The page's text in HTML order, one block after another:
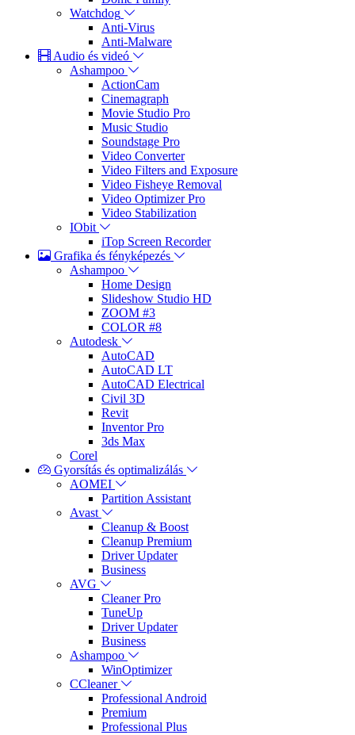
Watchdog
Anti-Virus
Anti-Malware
Audio és videó
Ashampoo
ActionCam
Cinemagraph
Movie Studio Pro
Music Studio
Soundstage Pro
Video Converter
Video Filters and Exposure
Video Fisheye Removal
Video Optimizer Pro
Video Stabilization
IObit
iTop Screen Recorder
Grafika és fényképezés
Ashampoo
Home Design
Slideshow Studio HD
ZOOM #3
COLOR #8
Autodesk
AutoCAD
AutoCAD LT
AutoCAD Electrical
Civil 3D
Revit
Inventor Pro
3ds Max
Corel
Gyorsítás és optimalizálás
AOMEI
Partition Assistant
Avast
Cleanup & Boost
Cleanup Premium
Driver Updater
Business
AVG
Cleaner Pro
TuneUp
Driver Updater
Business
Ashampoo
WinOptimizer
CCleaner
Professional Android
Premium
Professional Plus